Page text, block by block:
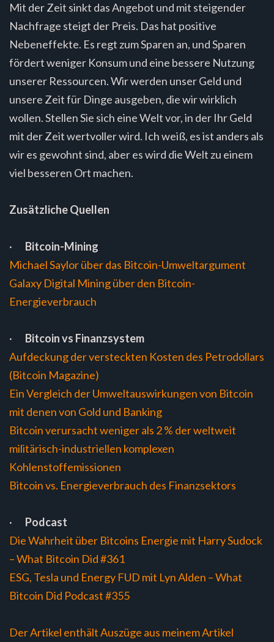
Mit der Zeit sinkt das Angebot und mit steigender
Nachfrage steigt der Preis. Das hat positive
Nebeneffekte. Es regt zum Sparen an, und Sparen
fördert weniger Konsum und eine bessere Nutzung
unserer Ressourcen. Wir werden unser Geld und
unsere Zeit für Dinge ausgeben, die wir wirklich
wollen. Stellen Sie sich eine Welt vor, in der Ihr Geld
mit der Zeit wertvoller wird. Ich weiß, es ist anders als
wir es gewohnt sind, aber es wird die Welt zu einem
viel besseren Ort machen.
Zusätzliche Quellen
· Bitcoin-Mining
Michael Saylor über das Bitcoin-Umweltargument
Galaxy Digital Mining über den Bitcoin-
Energieverbrauch
· Bitcoin vs Finanzsystem
Aufdeckung der versteckten Kosten des Petrodollars
(Bitcoin Magazine)
Ein Vergleich der Umweltauswirkungen von Bitcoin
mit denen von Gold und Banking
Bitcoin verursacht weniger als 2 % der weltweit
militärisch-industriellen komplexen
Kohlenstoffemissionen
Bitcoin vs. Energieverbrauch des Finanzsektors
· Podcast
Die Wahrheit über Bitcoins Energie mit Harry Sudock
– What Bitcoin Did #361
ESG, Tesla und Energy FUD mit Lyn Alden – What
Bitcoin Did Podcast #355
Der Artikel enthält Auszüge aus meinem Artikel